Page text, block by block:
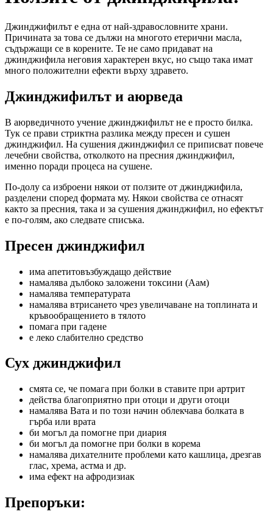
Джинджифилът е една от най-здравословните храни.
Причината за това се дължи на многото етерични масла,
съдържащи се в корените. Те не само придават на
джинджифила неговия характерен вкус, но също така имат
много положителни ефекти върху здравето.
Джинджифилът и аюрведа
В аюрведичното учение джинджифилът не е просто билка.
Тук се прави стриктна разлика между пресен и сушен
джинджифил. На сушения джинджифил се приписват повече
лечебни свойства, отколкото на пресния джинджифил,
именно поради процеса на сушене.
По-долу са изброени някои от ползите от джинджифила,
разделени според формата му. Някои свойства се отнасят
както за пресния, така и за сушения джинджифил, но ефектът
е по-голям, ако следвате списъка.
Пресен джинджифил
има апетитовъзбуждащо действие
намалява дълбоко заложени токсини (Аам)
намалява температурата
намалява втрисането чрез увеличаване на топлината и
кръвообращението в тялото
помага при гадене
е леко слабително средство
Сух джинджифил
смята се, че помага при болки в ставите при артрит
действа благоприятно при отоци и други отоци
намалява Вата и по този начин облекчава болката в
гърба или врата
би могъл да помогне при диария
би могъл да помогне при болки в корема
намалява дихателните проблеми като кашлица, дрезгав
глас, хрема, астма и др.
има ефект на афродизиак
Препоръки: